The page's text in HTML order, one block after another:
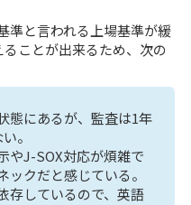
準と言われる上場基準が緩
ことが出来るため、次の
態にあるが、監査は1年
。
やJ-SOX対応が煩雑で
ックだと感じている。
存しているので、英語